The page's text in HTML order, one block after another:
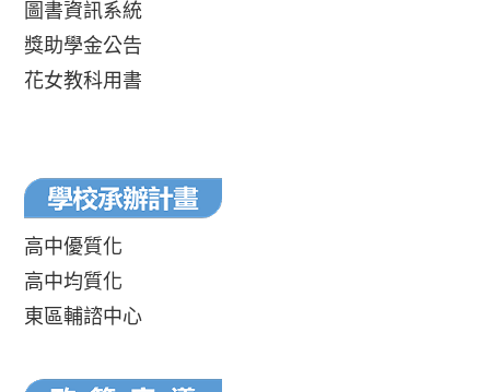
圖書資訊系統
獎助學金公告
花女教科用書
高中優質化
高中均質化
東區輔諮中心